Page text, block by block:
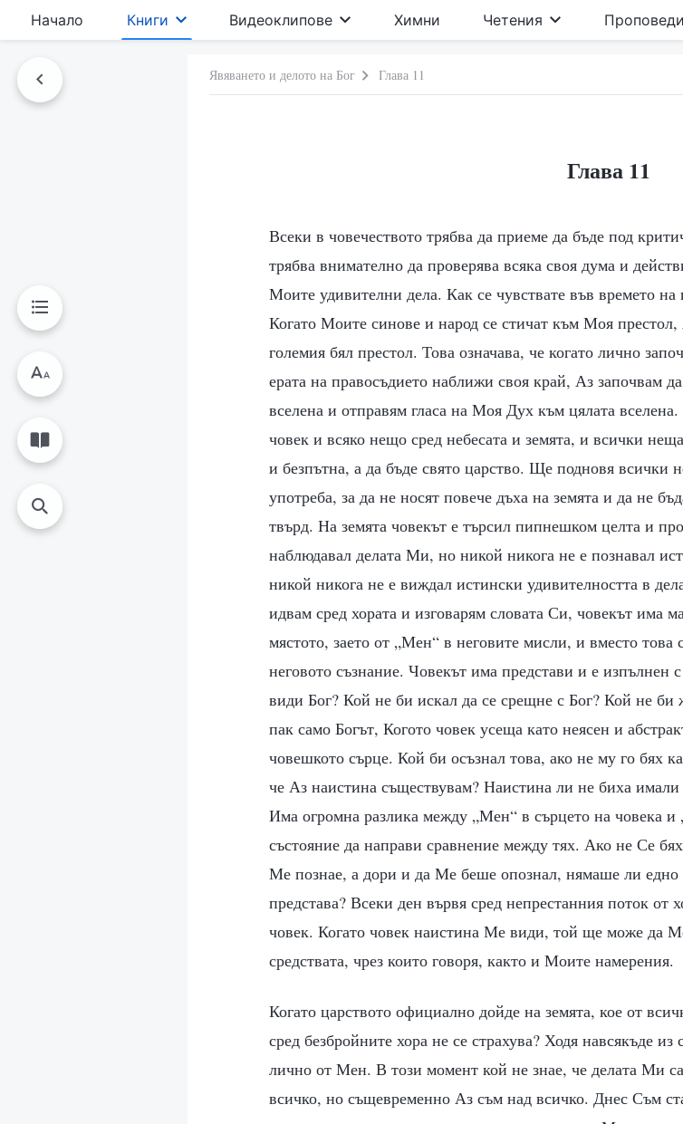
Начало Книги Видеоклипове Химни Четения
Явяването и делото на Бог Глава 11
Глава 11
Всеки в човечеството трябва да приеме да бъде под
трябва внимателно да проверява всяка своя дума и
Моите удивителни дела. Как се чувствате във времето на
Когато Моите синове и народ се стичат към Моя
големия бял престол. Това означава, че когато лично
ерата на правосъдието наближи своя край, Аз започвам
вселена и отправям гласа на Моя Дух към цялата
човек и всяко нещо сред небесата и земята, и всички
и безпътна, а да бъде свято царство. Ще подновя всички
употреба, за да не носят повече дъха на земята и да не
твърд. На земята човекът е търсил пипнешком целта и
наблюдавал делата Ми, но никой никога не е познавал
никой никога не е виждал истински удивителността в
идвам сред хората и изговарям словата Си, човекът има
мястото, заето от „Мен“ в неговите мисли, и вместо това
неговото съзнание. Човекът има представи и е изпълнен
види Бог? Кой не би искал да се срещне с Бог? Кой не би
пак само Богът, Когото човек усеща като неясен и
човешкото сърце. Кой би осъзнал това, ако не му го бях
че Аз наистина съществувам? Наистина ли не биха
Има огромна разлика между „Мен“ в сърцето на човека
състояние да направи сравнение между тях. Ако не Се
Ме познае, а дори и да Ме беше опознал, нямаше ли едно
представа? Всеки ден вървя сред непрестанния поток от
човек. Когато човек наистина Ме види, той ще може да
средствата, чрез които говоря, както и Моите намерения.
Когато царството официално дойде на земята, кое от
сред безбройните хора не се страхува? Ходя навсякъде
лично от Мен. В този момент кой не знае, че делата Ми
всичко, но същевременно Аз съм над всичко. Днес Съм